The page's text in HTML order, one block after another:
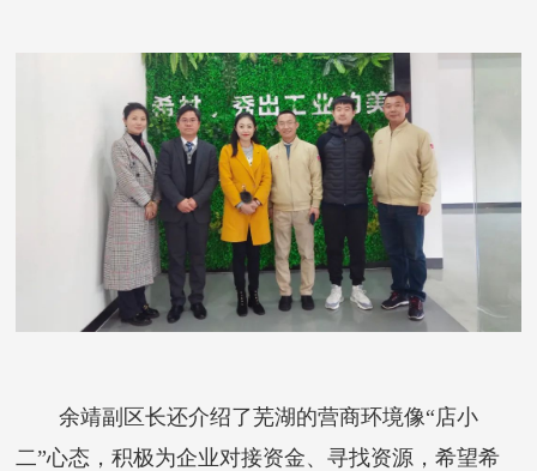
余靖副区长还介绍了芜湖的营商环境像“店小
二”心态，积极为企业对接资金、寻找资源，希望希